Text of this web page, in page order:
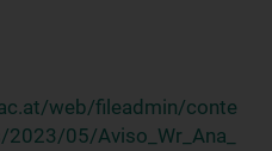
web/fileadmin/conte
05/Aviso_Wr_Ana_